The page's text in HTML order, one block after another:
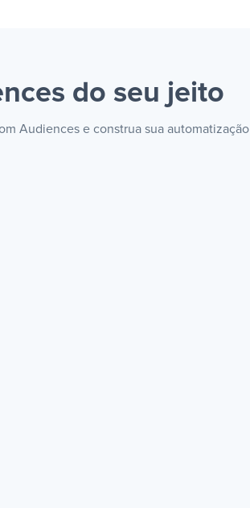
do seu jeito
Audiences e construa sua automatização